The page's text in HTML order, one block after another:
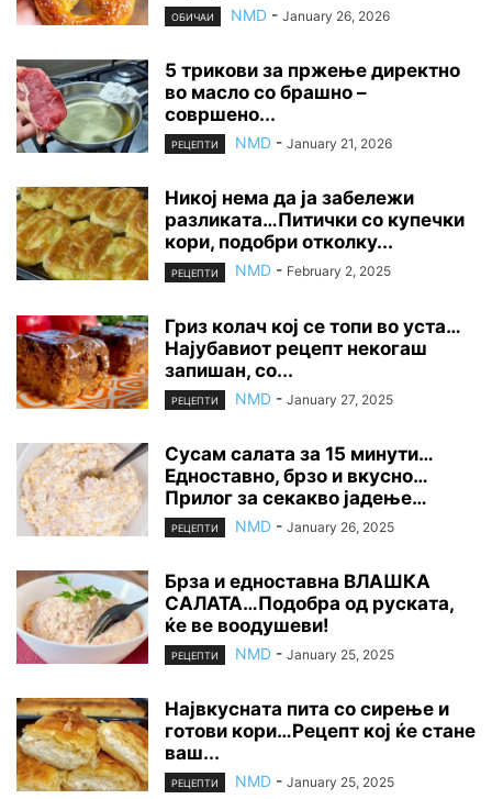
ОБИЧАИ NMD - January 26, 2026
5 трикови за пржење директно
во масло со брашно –
совршено...
РЕЦЕПТИ NMD - January 21, 2026
Никој нема да ја забележи
разликата…Питички со купечки
кори, подобри отколку...
РЕЦЕПТИ NMD - February 2, 2025
Гриз колач кој се топи во уста…
Најубавиот рецепт некогаш
запишан, со...
РЕЦЕПТИ NMD - January 27, 2025
Сусам салата за 15 минути…
Едноставно, брзо и вкусно…
Прилог за секакво јадење…
РЕЦЕПТИ NMD - January 26, 2025
Брза и едноставна ВЛАШКА
САЛАТА…Подобра од руската,
ќе ве воодушеви!
РЕЦЕПТИ NMD - January 25, 2025
Највкусната пита со сирење и
готови кори…Рецепт кој ќе стане
ваш...
РЕЦЕПТИ NMD - January 25, 2025